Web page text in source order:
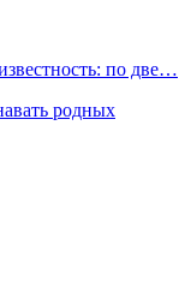
по две…
родных